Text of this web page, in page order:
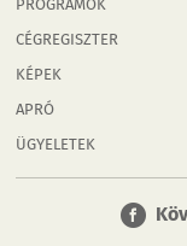
PROGRAMOK
CÉGREGISZTER
KÉPEK
APRÓ
ÜGYELETEK